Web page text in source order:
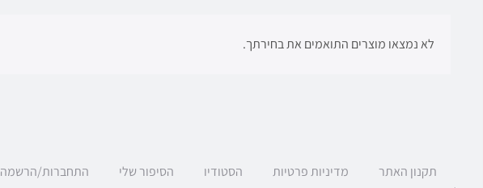
לא נמצאו מוצרים התואמים את בחירתך.
תקנון האתר מדיניות פרטיות הסטודיו הסיפור שלי התחברות/הרשמה